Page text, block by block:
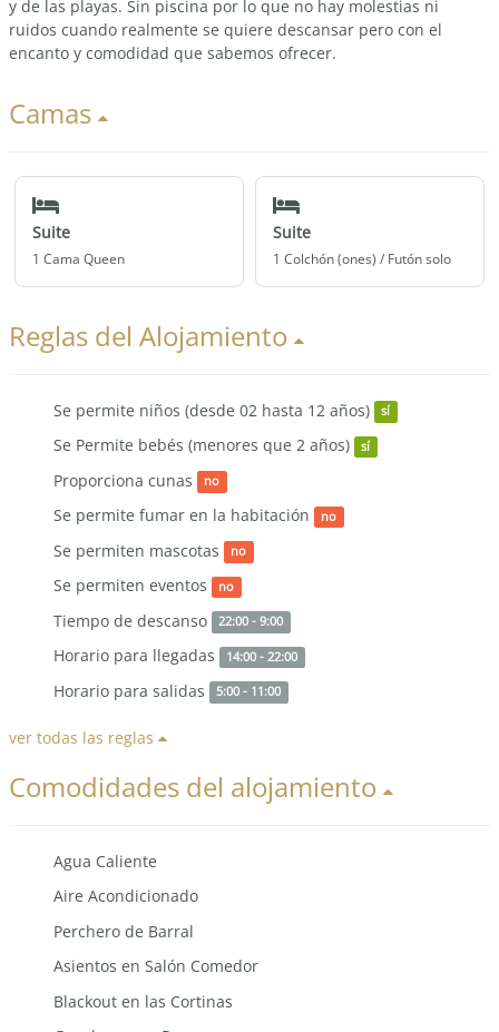
y de las playas. Sin piscina por lo que no hay molestias ni
ruidos cuando realmente se quiere descansar pero con el
encanto y comodidad que sabemos ofrecer.
Camas
Suite
1 Cama Queen
Suite
1 Colchón (ones) / Futón solo
Reglas del Alojamiento
Se permite niños (desde 02 hasta 12 años) sí
Se Permite bebés (menores que 2 años) sí
Proporciona cunas no
Se permite fumar en la habitación no
Se permiten mascotas no
Se permiten eventos no
Tiempo de descanso 22:00 - 9:00
Horario para llegadas 14:00 - 22:00
Horario para salidas 5:00 - 11:00
ver todas las reglas
Comodidades del alojamiento
Agua Caliente
Aire Acondicionado
Perchero de Barral
Asientos en Salón Comedor
Blackout en las Cortinas